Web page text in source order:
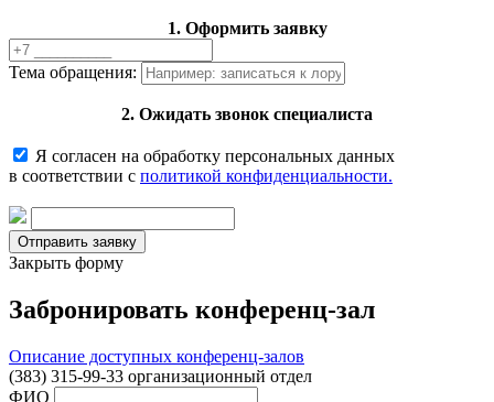
1. Оформить заявку
Тема обращения:
2. Ожидать звонок специалиста
Я согласен на обработку персональных данных
в соответствии с политикой конфиденциальности.
Закрыть форму
Забронировать конференц-зал
Описание доступных конференц-залов
(383) 315-99-33 организационный отдел
ФИО